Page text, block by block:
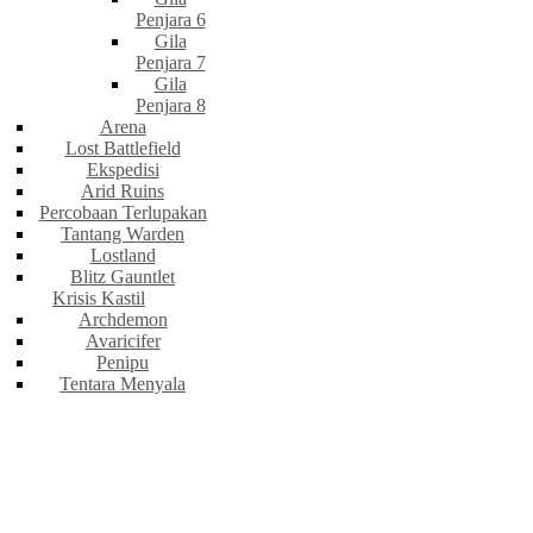
Penjara 6
Gila
Penjara 7
Gila
Penjara 8
Arena
Lost Battlefield
Ekspedisi
Arid Ruins
Percobaan Terlupakan
Tantang Warden
Lostland
Blitz Gauntlet
Krisis Kastil
Archdemon
Avaricifer
Penipu
Tentara Menyala